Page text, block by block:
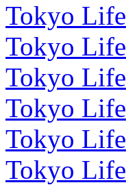
Tokyo Life
Tokyo Life
Tokyo Life
Tokyo Life
Tokyo Life
Tokyo Life